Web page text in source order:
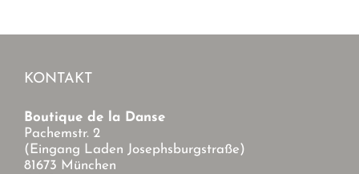
KONTAKT
Boutique de la Danse
Pachemstr. 2
(Eingang Laden Josephsburgstraße)
81673 München